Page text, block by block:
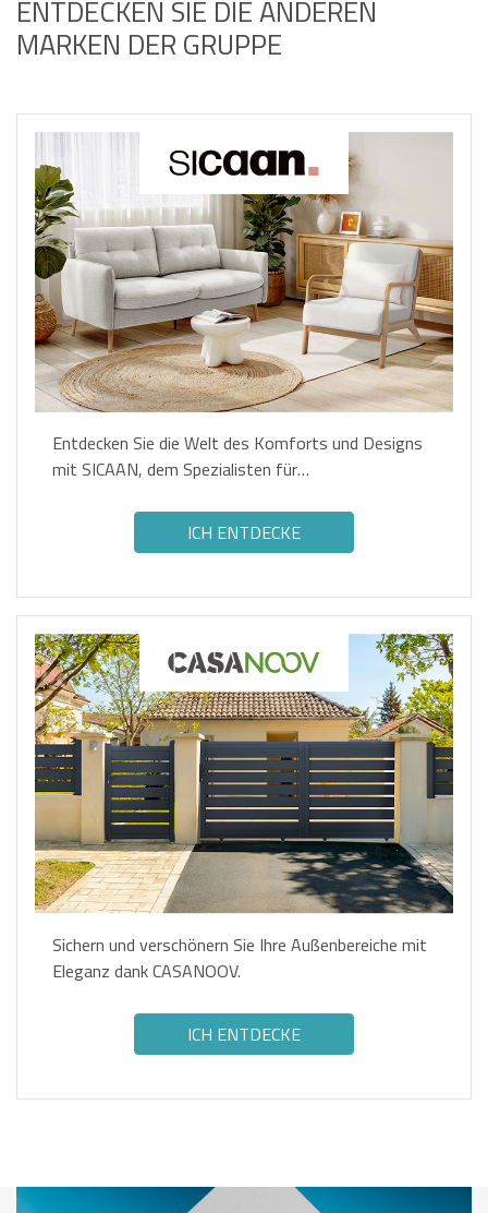
ENTDECKEN SIE DIE ANDEREN
MARKEN DER GRUPPE
Entdecken Sie die Welt des Komforts und Designs
mit SICAAN, dem Spezialisten für
ICH ENTDECKE
Sichern und verschönern Sie Ihre Außenbereiche mit
Eleganz dank CASANOOV.
ICH ENTDECKE